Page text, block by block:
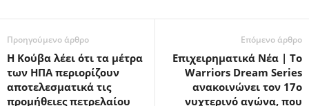
Προηγούμενο άρθρο
Η Κούβα λέει ότι τα μέτρα
των ΗΠΑ περιορίζουν
αποτελεσματικά τις
προμήθειες πετρελαίου
Επόμενο άρθρο
Επιχειρηματικά Νέα | Το
Warriors Dream Series
ανακοινώνει τον 17ο
νυχτερινό αγώνα, που